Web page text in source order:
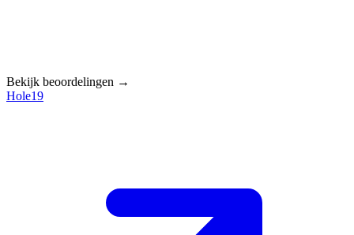
Bekijk beoordelingen →
Hole19